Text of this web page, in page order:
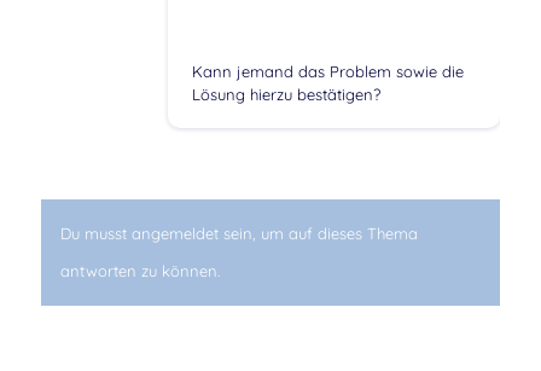
Kann jemand das Problem sowie die
Lösung hierzu bestätigen?
Du musst angemeldet sein, um auf dieses Thema
antworten zu können.